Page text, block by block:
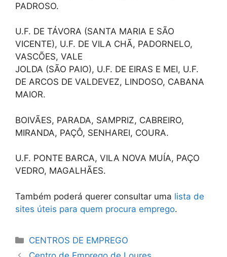
PADROSO.
U.F. DE TÁVORA (SANTA MARIA E SÃO
VICENTE), U.F. DE VILA CHÃ, PADORNELO,
VASCÕES, VALE
JOLDA (SÃO PAIO), U.F. DE EIRAS E MEI, U.F.
DE ARCOS DE VALDEVEZ, LINDOSO, CABANA
MAIOR.
BOIVÃES, PARADA, SAMPRIZ, CABREIRO,
MIRANDA, PAÇÔ, SENHAREI, COURA.
U.F. PONTE BARCA, VILA NOVA MUÍA, PAÇO
VEDRO, MAGALHÃES.
Também poderá querer consultar uma lista de
sites úteis para quem procura emprego.
Categorias
CENTROS DE EMPREGO